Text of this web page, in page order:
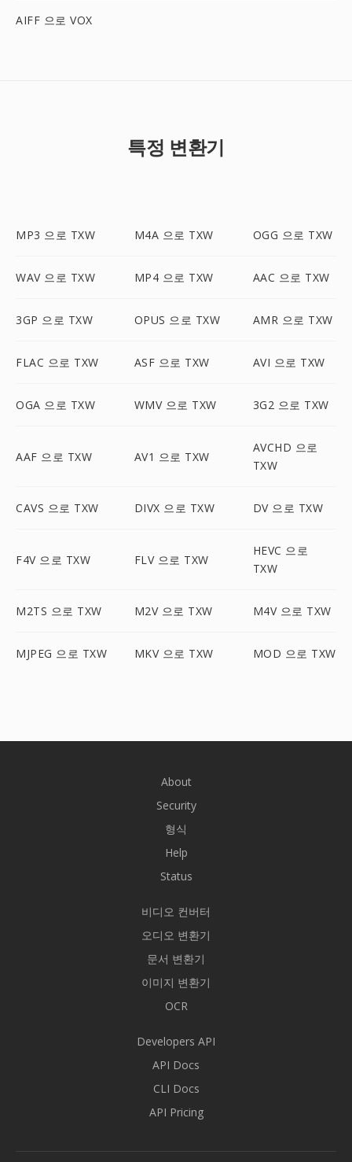
AIFF 으로 VOX
특정 변환기
MP3 으로 TXW M4A 으로 TXW OGG 으로 TXW
WAV 으로 TXW MP4 으로 TXW AAC 으로 TXW
3GP 으로 TXW OPUS 으로 TXW AMR 으로 TXW
FLAC 으로 TXW ASF 으로 TXW AVI 으로 TXW
OGA 으로 TXW WMV 으로 TXW 3G2 으로 TXW
AAF 으로 TXW AV1 으로 TXW
AVCHD 으로
TXW
CAVS 으로 TXW DIVX 으로 TXW DV 으로 TXW
F4V 으로 TXW FLV 으로 TXW
HEVC 으로
TXW
M2TS 으로 TXW M2V 으로 TXW M4V 으로 TXW
MJPEG 으로 TXW MKV 으로 TXW MOD 으로 TXW
About
Security
형식
Help
Status
비디오 컨버터
오디오 변환기
문서 변환기
이미지 변환기
OCR
Developers API
API Docs
CLI Docs
API Pricing